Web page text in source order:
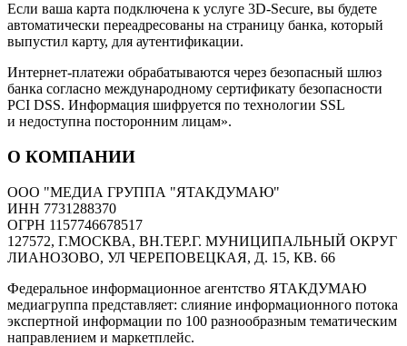
Если ваша карта подключена к услуге 3D-Secure, вы будете
автоматически переадресованы на страницу банка, который
выпустил карту, для аутентификации.
Интернет-платежи обрабатываются через безопасный шлюз
банка согласно международному сертификату безопасности
PCI DSS. Информация шифруется по технологии SSL
и недоступна посторонним лицам».
О КОМПАНИИ
ООО "МЕДИА ГРУППА "ЯТАКДУМАЮ"
ИНН 7731288370
ОГРН 1157746678517
127572, Г.МОСКВА, ВН.ТЕР.Г. МУНИЦИПАЛЬНЫЙ ОКРУГ
ЛИАНОЗОВО, УЛ ЧЕРЕПОВЕЦКАЯ, Д. 15, КВ. 66
Федеральное информационное агентство ЯТАКДУМАЮ
медиагруппа представляет: слияние информационного потока
экспертной информации по 100 разнообразным тематическим
направлением и маркетплейс.